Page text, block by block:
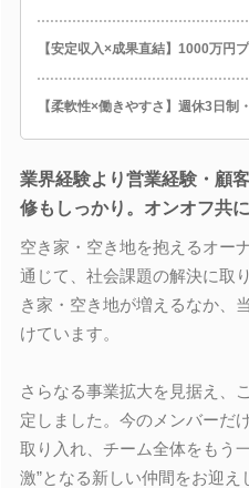
【安定収入×成果直結】1000万円
【柔軟性×働きやすさ】週休3日制
業界経験より営業経験・顧
修もしっかり。オンオフ共
空き家・空き地を抱えるオー
通じて、社会課題の解決に取
き家・空き地が増えるなか、
けています。
さらなる事業拡大を見据え、
定しました。今のメンバーだ
取り入れ、チーム全体をもう
激”となる新しい仲間をお迎え